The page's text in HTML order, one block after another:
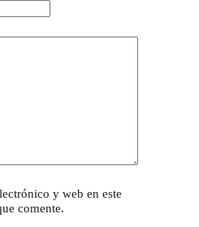
y web en este
comente.